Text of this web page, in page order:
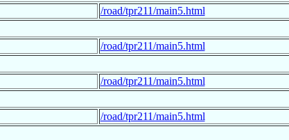
/road/tpr211/main5.html
/road/tpr211/main5.html
/road/tpr211/main5.html
/road/tpr211/main5.html